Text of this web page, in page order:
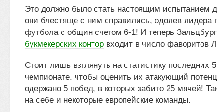
Это должно было стать настоящим испытанием
они блестяще с ним справились, одолев лидера
футбола с общин счетом 6-1! И теперь
букмекерских контор входит в число фаворитов
Стоит лишь взглянуть на статистику последних
чемпионате, чтобы оценить их атакующий
одержано 5 побед, в которых забито 25 мячей!
на себе и некоторые европейские команды.